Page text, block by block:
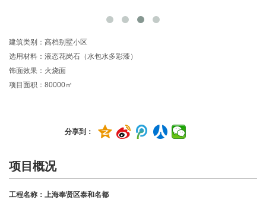
建筑类别：高档别墅小区
选用材料：液态花岗石（水包水多彩漆）
饰面效果：火烧面
项目面积： 80000㎡
分享到：
项目概况
工程名称：上海奉贤区泰和名都